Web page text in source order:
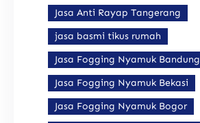
Jasa Anti Rayap Tangerang
jasa basmi tikus rumah
Jasa Fogging Nyamuk Bandung
Jasa Fogging Nyamuk Bekasi
Jasa Fogging Nyamuk Bogor